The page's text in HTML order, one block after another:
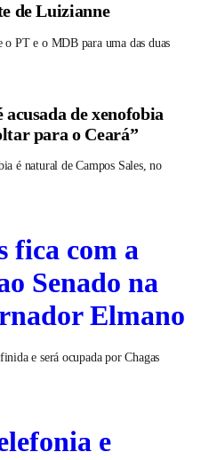
de Luizianne
PT e o MDB para uma das duas
de xenofobia
para o Ceará”
é natural de Campos Sales, no
fica com a
Senado na
Elmano
e será ocupada por Chagas
e